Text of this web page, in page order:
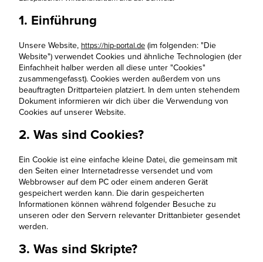
1. Einführung
Unsere Website, https://hip-portal.de (im folgenden: "Die
Website") verwendet Cookies und ähnliche Technologien (der
Einfachheit halber werden all diese unter "Cookies"
zusammengefasst). Cookies werden außerdem von uns
beauftragten Drittparteien platziert. In dem unten stehendem
Dokument informieren wir dich über die Verwendung von
Cookies auf unserer Website.
2. Was sind Cookies?
Ein Cookie ist eine einfache kleine Datei, die gemeinsam mit
den Seiten einer Internetadresse versendet und vom
Webbrowser auf dem PC oder einem anderen Gerät
gespeichert werden kann. Die darin gespeicherten
Informationen können während folgender Besuche zu
unseren oder den Servern relevanter Drittanbieter gesendet
werden.
3. Was sind Skripte?